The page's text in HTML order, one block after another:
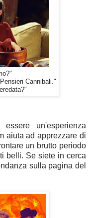
Cannibali."
un'esperienza
aiuta ad apprezzare di
un brutto periodo
belli. Se siete in cerca
sulla pagina del